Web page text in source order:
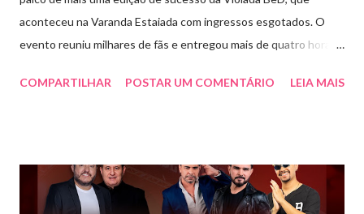
aconteceu na Varanda Estaiada com ingressos esgotados. O
evento reuniu milhares de fãs e entregou mais de quatro horas
de hits, Bruninho & Davi incendiaram o palco e contaram com
única, com o público cantando junto do início ao fim. Criado em
2018, o projeto Violada BeD se tornou uma verdadeira marca
COMPARTILHAR POSTAR UM COMENTÁRIO LEIA MAIS